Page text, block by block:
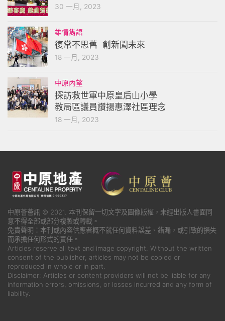
30 一月, 2023
雄情雋語
復常不思舊 創新闖未來
18 一月, 2023
中原內望
探訪救世軍中原皇后山小學
教局區議員讚揚惠澤社區理念
18 一月, 2023
中原薈薈訊 © 2021. 本刊保留一切文字及圖像版權，未經出版人書面同
意不得全部或部分複製或轉載。
免責聲明：本刊或內容供應者概不就任何資料誤差、錯漏，或引致的損失
而承擔任何形式的責任。
Articles reserve all text and image copyright. Without the written
consent of the publisher, articles may not be copied or
reproduced in whole or in part.
Disclaimer: Articles or content providers will not be liable for any
information errors, omissions, or losses incurred and any form of
liability.